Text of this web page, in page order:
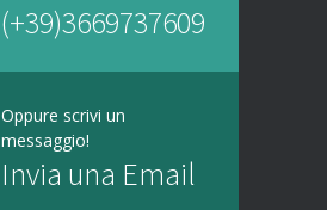
(+39)3669737609
Oppure scrivi un
messaggio!
Invia una Email